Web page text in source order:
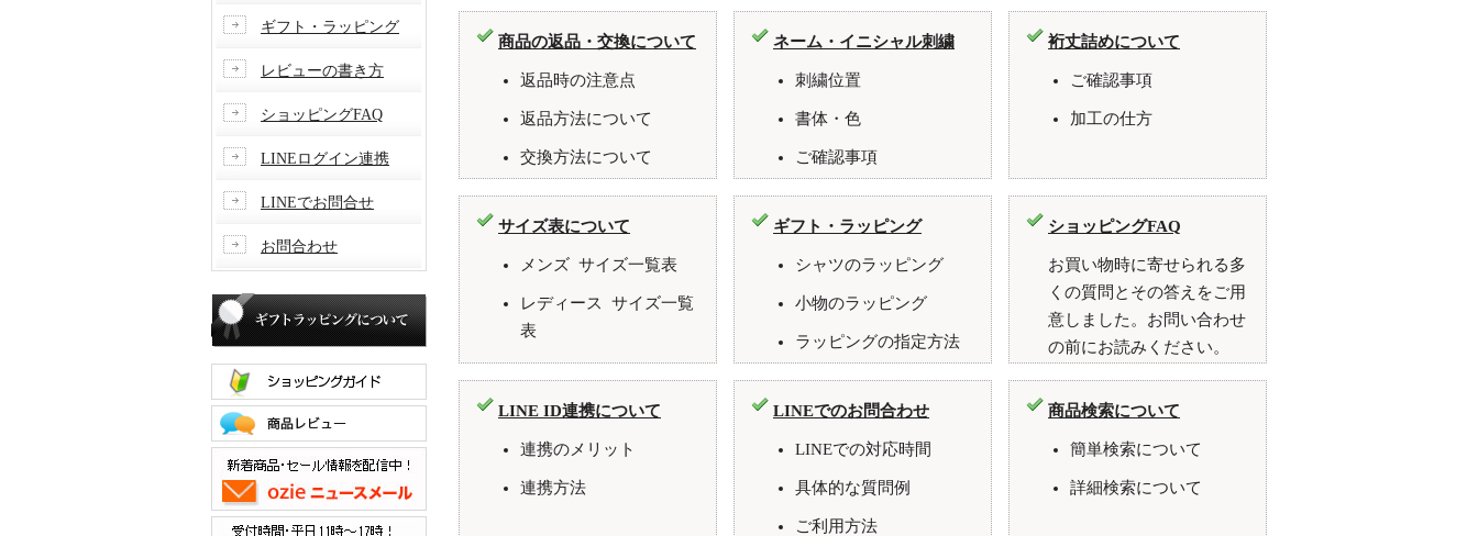
ギフト・ラッピング
レビューの書き方
ショッピングFAQ
LINEログイン連携
LINEでお問合せ
お問合わせ
商品の返品・交換について
返品時の注意点
返品方法について
交換方法について
ネーム・イニシャル刺繍
刺繍位置
書体・色
ご確認事項
裄丈詰めについて
ご確認事項
加工の仕方
サイズ表について
メンズ サイズ一覧表
レディース サイズ一覧
表
ギフト・ラッピング
シャツのラッピング
小物のラッピング
ラッピングの指定方法
ショッピングFAQ
お買い物時に寄せられる多
くの質問とその答えをご用
意しました。お問い合わせ
の前にお読みください。
LINE ID連携について
連携のメリット
連携方法
LINEでのお問合わせ
LINEでの対応時間
具体的な質問例
ご利用方法
商品検索について
簡単検索について
詳細検索について